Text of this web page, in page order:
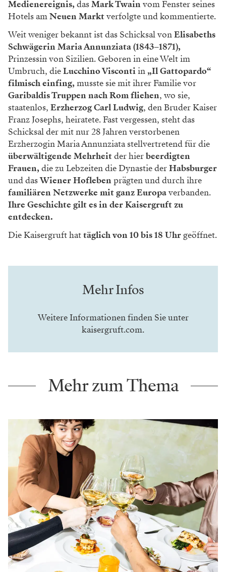
Medienereignis, dasMark Twainvom Fenster seines
Hotels amNeuen Marktverfolgte und kommentierte.
Weit weniger bekannt ist das Schicksal vonElisabeths
Schwägerin Maria Annunziata(1843–1871),
Prinzessin von Sizilien. Geboren in eine Welt im
Umbruch, dieLucchino Viscontiin„Il Gattopardo“
filmisch einfing, musste sie mit ihrer Familie vor
Garibaldis Truppen nach Rom fliehen, wo sie,
staatenlos, Erzherzog Carl Ludwig, den Bruder Kaiser
Franz Josephs, heiratete. Fast vergessen, steht das
Schicksal der mit nur 28 Jahren verstorbenen
Erzherzogin Maria Annunziata stellvertretend für die
überwältigende Mehrheitder hierbeerdigten
Frauen, die zu Lebzeiten die Dynastie derHabsburger
und dasWiener Hoflebenprägten und durch ihre
familiären Netzwerke mit ganz Europaverbanden.
Ihre Geschichte gilt es in der Kaisergruft zu
entdecken.
Die Kaisergruft hattäglich von 10 bis 18 Uhrgeöffnet.
Mehr Infos
Weitere Informationen finden Sie unter
kaisergruft.com.
Mehr zum Thema